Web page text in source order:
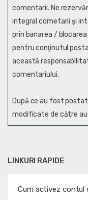
LINKURI RAPIDE
Cum activez contul
comentarii. Ne
integral cometarii și
prin banarea /
pentru conţinutul
această
comentariului.
După ce au fost
modificate de către